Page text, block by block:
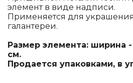
элемент в виде надписи.
Применяется для
галантереи.
Размер элемента: ширина -
см.
Продается упаковками, в